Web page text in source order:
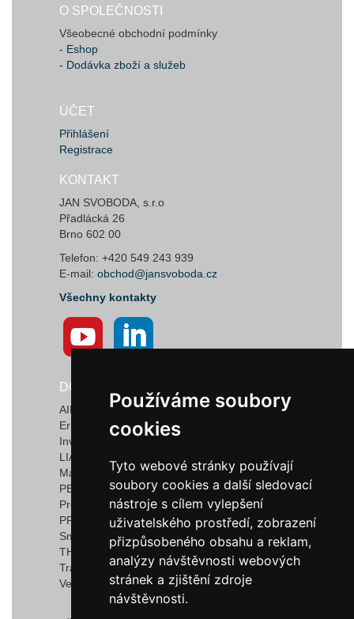
Používáme soubory
cookies
Tyto webové stránky používají
soubory cookies a další sledovací
nástroje s cílem vylepšení
uživatelského prostředí, zobrazení
přizpůsobeného obsahu a reklam,
analýzy návštěvnosti webových
stránek a zjištění zdroje
návštěvnosti.
Používáme soubory
cookies
Tyto webové stránky používají
soubory cookies a další sledovací
nástroje s cílem vylepšení
uživatelského prostředí, zobrazení
přizpůsobeného obsahu a reklam,
analýzy návštěvnosti webových
stránek a zjištění zdroje
návštěvnosti.
O SPOLEČNOSTI
Všeobecné obchodní podmínky
- Eshop
- Dodávka zboží a služeb
ÚČET
Přihlášení
Registrace
KONTAKT
JAN SVOBODA, s.r.o
Přadlácká 26
Brno 602 00
Telefon: +420 549 243 939
E-mail: obchod@jansvoboda.cz
Všechny kontakty
DODAVATELÉ
AIRTECT Plastic Leak Alarm Systems
Ermanno Balzi S.r.l.
Invotec Solutions Limited
LIAD Weighing and Control Systems Ltd.
Marquardt GmbH & Co. KG
PEDROTTI NORMALIZZATI
Progressive Components
PROMEC FITTINGS S.R.L.
Smartflow
THERMOPLAY S.r.l
TracyTec
Vega S.r.l